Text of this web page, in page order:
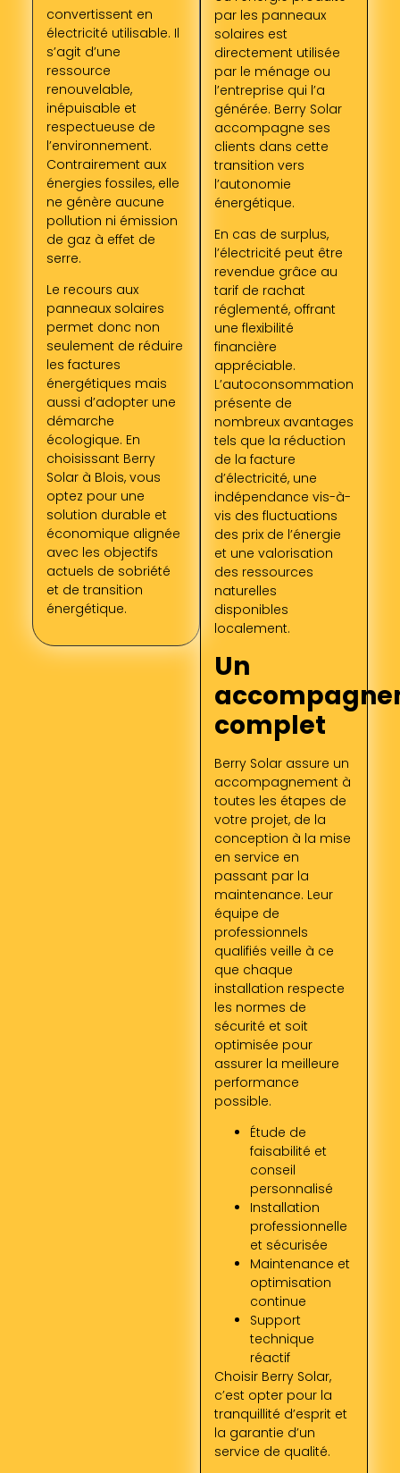
convertissent en
électricité utilisable. Il
s’agit d’une
ressource
renouvelable,
inépuisable et
respectueuse de
l’environnement.
Contrairement aux
énergies fossiles, elle
ne génère aucune
pollution ni émission
de gaz à effet de
serre.
Le recours aux
panneaux solaires
permet donc non
seulement de réduire
les factures
énergétiques mais
aussi d’adopter une
démarche
écologique. En
choisissant Berry
Solar à Blois, vous
optez pour une
solution durable et
économique alignée
avec les objectifs
actuels de sobriété
et de transition
énergétique.
par les panneaux
solaires est
directement utilisée
par le ménage ou
l’entreprise qui l’a
générée. Berry Solar
accompagne ses
clients dans cette
transition vers
l’autonomie
énergétique.
En cas de surplus,
l’électricité peut être
revendue grâce au
tarif de rachat
réglementé, offrant
une flexibilité
financière
appréciable.
L’autoconsommation
présente de
nombreux avantages
tels que la réduction
de la facture
d’électricité, une
indépendance vis-à-
vis des fluctuations
des prix de l’énergie
et une valorisation
des ressources
naturelles
disponibles
localement.
Un
complet
Berry Solar assure un
accompagnement à
toutes les étapes de
votre projet, de la
conception à la mise
en service en
passant par la
maintenance. Leur
équipe de
professionnels
qualifiés veille à ce
que chaque
installation respecte
les normes de
sécurité et soit
optimisée pour
assurer la meilleure
performance
possible.
Étude de
faisabilité et
conseil
personnalisé
Installation
professionnelle
et sécurisée
Maintenance et
optimisation
continue
Support
technique
réactif
Choisir Berry Solar,
c’est opter pour la
tranquillité d’esprit et
la garantie d’un
service de qualité.